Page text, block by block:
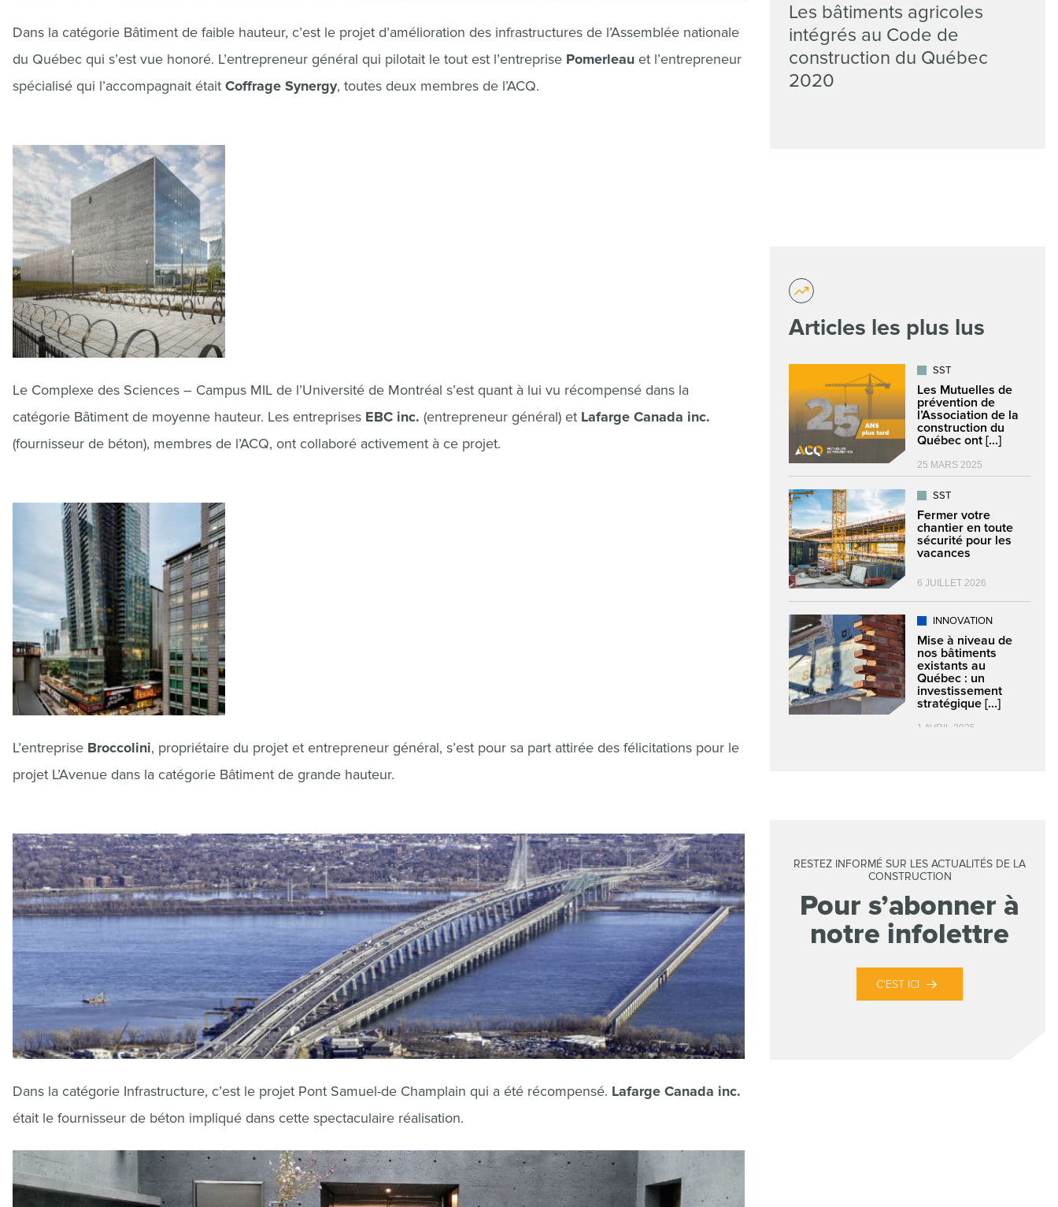
Dans la catégorie Bâtiment de faible hauteur, c’est le projet d’amélioration des infrastructures de l’Assemblée nationale
du Québec qui s’est vue honoré. L’entrepreneur général qui pilotait le tout est l’entreprise Pomerleau et l’entrepreneur
spécialisé qui l’accompagnait était Coffrage Synergy, toutes deux membres de l’ACQ.
Le Complexe des Sciences – Campus MIL de l’Université de Montréal s’est quant à lui vu récompensé dans la
catégorie Bâtiment de moyenne hauteur. Les entreprises EBC inc. (entrepreneur général) et Lafarge Canada inc.
(fournisseur de béton), membres de l’ACQ, ont collaboré activement à ce projet.
L’entreprise Broccolini, propriétaire du projet et entrepreneur général, s’est pour sa part attirée des félicitations pour le
projet L’Avenue dans la catégorie Bâtiment de grande hauteur.
Dans la catégorie Infrastructure, c’est le projet Pont Samuel-de Champlain qui a été récompensé. Lafarge Canada inc.
était le fournisseur de béton impliqué dans cette spectaculaire réalisation.
Les bâtiments agricoles
intégrés au Code de
construction du Québec
2020
Articles les plus lus
SST
Les Mutuelles de
prévention de
l’Association de la
construction du
Québec ont [...]
25 MARS 2025
SST
Fermer votre
chantier en toute
sécurité pour les
vacances
6 JUILLET 2026
INNOVATION
Mise à niveau de
nos bâtiments
existants au
Québec : un
investissement
stratégique [...]
1 AVRIL 2025
RESTEZ INFORMÉ SUR LES ACTUALITÉS DE LA
CONSTRUCTION
Pour s’abonner à
notre infolettre
C’EST ICI